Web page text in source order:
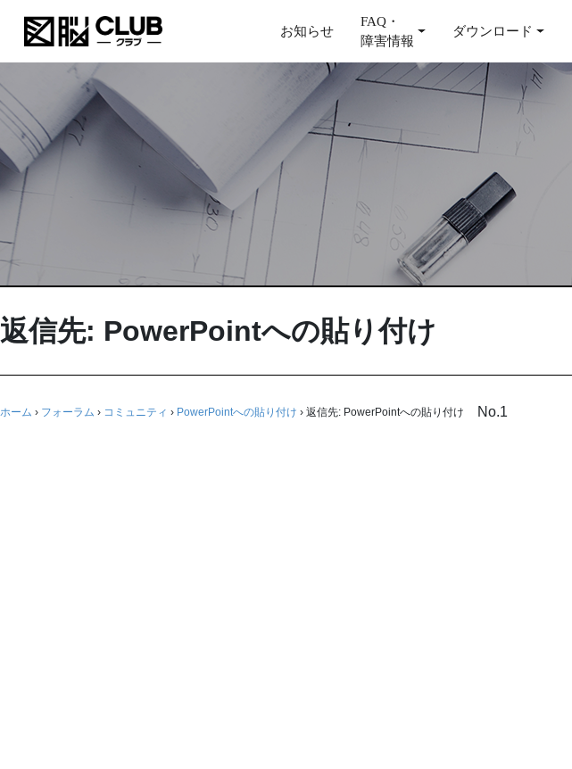
お知らせ
FAQ・
障害情報
ダウンロード
返信先: PowerPointへの貼り付け
ホーム › フォーラム › コミュニティ › PowerPointへの貼り付け › 返信先: PowerPointへの貼り付け No.1